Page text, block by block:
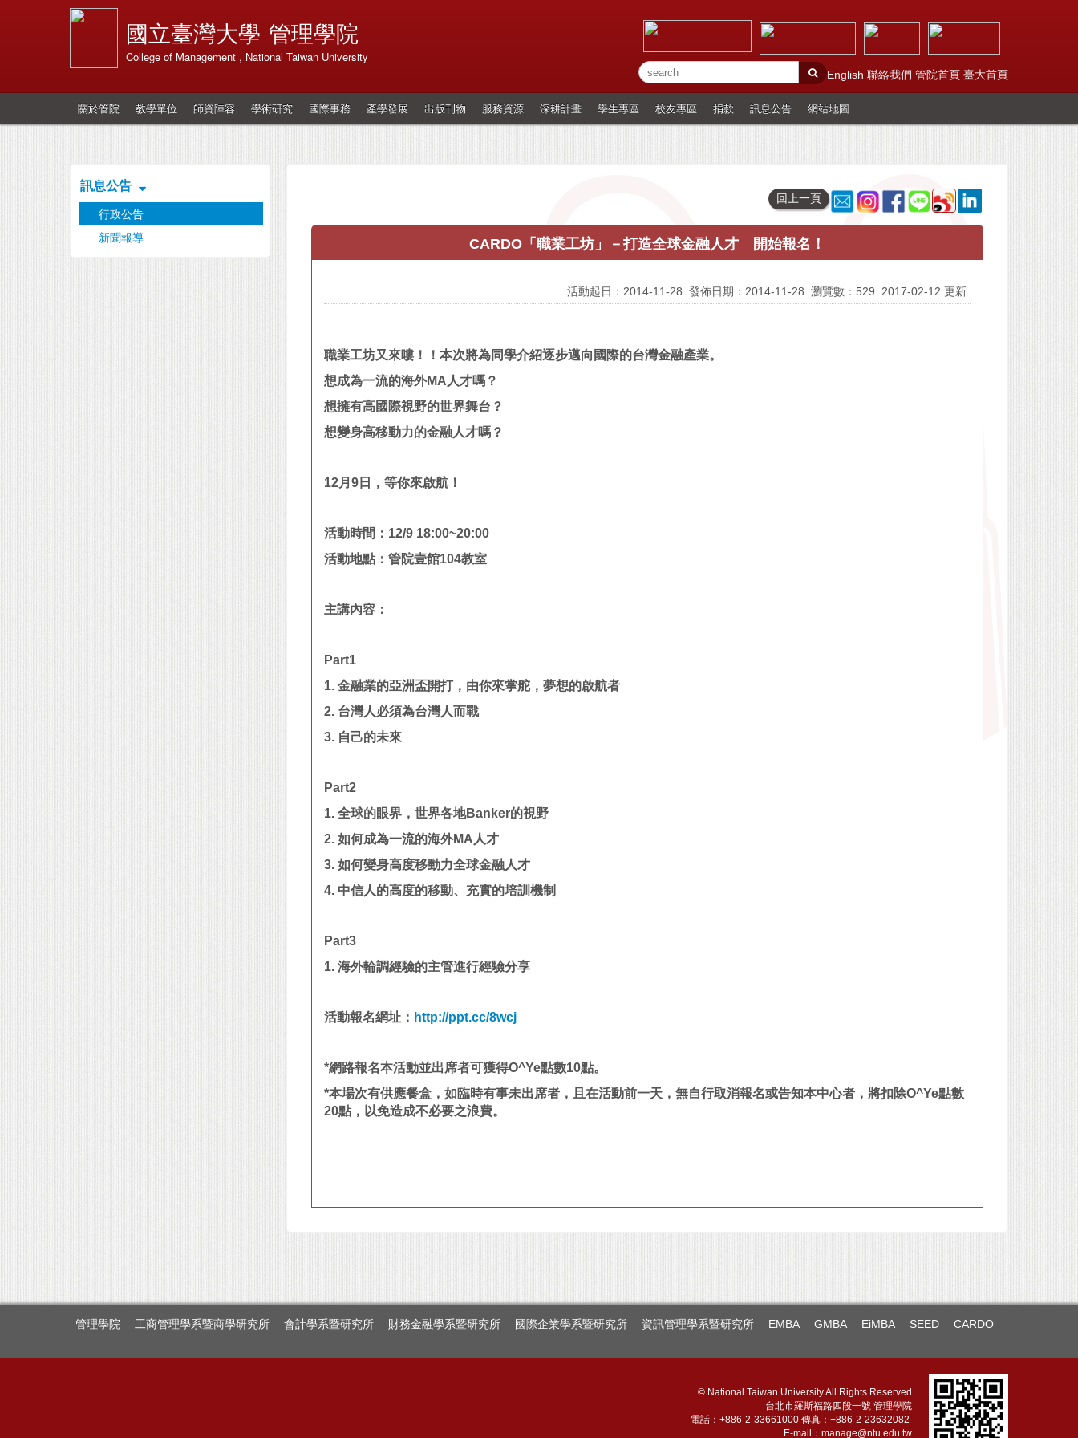
國立臺灣大學 管理學院
College of Management , National Taiwan University
English 聯絡我們 管院首頁 臺大首頁
關於管院 教學單位 師資陣容 學術研究 國際事務 產學發展 出版刊物 服務資源 深耕計畫 學生專區 校友專區 捐款 訊息公告 網站地圖
訊息公告
行政公告
新聞報導
回上一頁
CARDO「職業工坊」－打造全球金融人才 開始報名！
活動起日：2014-11-28 發佈日期：2014-11-28 瀏覽數：529 2017-02-12 更新
職業工坊又來嘍！！ 本次將為同學介紹逐步邁向國際的台灣金融產業。
想成為一流的海外MA人才嗎？
想擁有高國際視野的世界舞台？
想變身高移動力的金融人才嗎？
12月9日，等你來啟航！
活動時間：12/9 18:00~20:00
活動地點：管院壹館104教室
主講內容：
Part1
1. 金融業的亞洲盃開打，由你來掌舵，夢想的啟航者
2. 台灣人必須為台灣人而戰
3. 自己的未來
Part2
1. 全球的眼界，世界各地Banker的視野
2. 如何成為一流的海外MA人才
3. 如何變身高度移動力全球金融人才
4. 中信人的高度的移動、充實的培訓機制
Part3
1. 海外輪調經驗的主管進行經驗分享
活動報名網址： http://ppt.cc/8wcj
*網路報名本活動並出席者可獲得O^Ye點數10點。
*本場次有供應餐盒，如臨時有事未出席者，且在活動前一天， 無自行取消報名或告知本中心者，將扣除O^Ye點數
20點， 以免造成不必要之浪費。
管理學院 工商管理學系暨商學研究所 會計學系暨研究所 財務金融學系暨研究所 國際企業學系暨研究所 資訊管理學系暨研究所 EMBA GMBA EiMBA SEED CARDO
© National Taiwan University All Rights Reserved
台北市羅斯福路四段一號 管理學院
電話：+886-2-33661000 傳真：+886-2-23632082
E-mail： manage@ntu.edu.tw